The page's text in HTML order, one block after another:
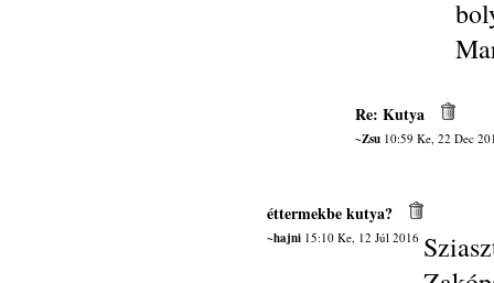
Re: Kutya
~Zsu 10:59 Ke, 22 Dec
éttermekbe kutya?
~hajni 15:10 Ke, 12 Júl 2016